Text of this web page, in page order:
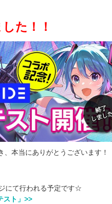
た！！
本当にありがとうございます！
にて行われる予定です☆
スト」>>